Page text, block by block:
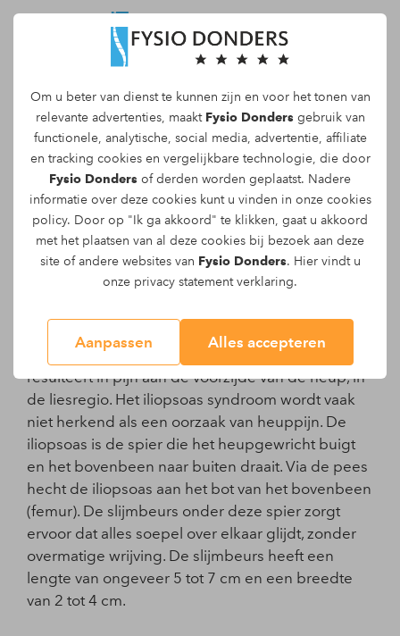
Om u beter van dienst te kunnen zijn en voor het tonen van
relevante advertenties, maakt Fysio Donders gebruik van
functionele, analytische, social media, advertentie, affiliate
en tracking cookiesen vergelijkbare technologie, die door
Fysio Donders of derden worden geplaatst. Nadere
informatie over deze cookies kunt u vinden in onze cookies
policy. Door op "Ik ga akkoord" te klikken, gaat u akkoord
met het plaatsen van al deze cookies bij bezoek aan deze
site of andere websites van Fysio Donders. Hier vindt u
onze privacy statementverklaring.
Aanpassen Alles accepteren
Maak een afspraak
Iliopsoas syndroom - Iliopsoas
bursitis / Iliopsoas tendinitis
Iliopsoas syndroom
Bij het iliopsoas syndroom zijn de slijmbeurs en/of
pees van de iliopsoas spier ontstoken, wat
resulteert in pijn aan de voorzijde van de heup, in
de liesregio. Het iliopsoas syndroom wordt vaak
niet herkend als een oorzaak van heuppijn. De
iliopsoas is de spier die het heupgewricht buigt
en het bovenbeen naar buiten draait. Via de pees
hecht de iliopsoas aan het bot van het bovenbeen
(femur). De slijmbeurs onder deze spier zorgt
ervoor dat alles soepel over elkaar glijdt, zonder
overmatige wrijving. De slijmbeurs heeft een
lengte van ongeveer 5 tot 7 cm en een breedte
van 2 tot 4 cm.